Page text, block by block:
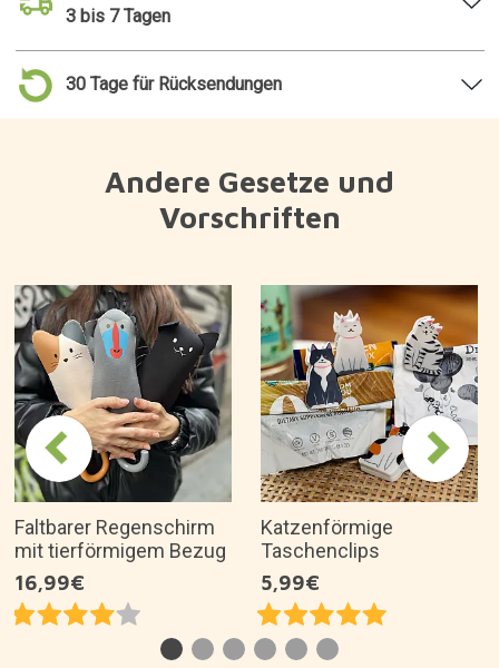
3 bis 7 Tagen
30 Tage für Rücksendungen
Andere Gesetze und
Vorschriften
Faltbarer Regenschirm
mit tierförmigem Bezug
16,99€
Katzenförmige
Taschenclips
5,99€